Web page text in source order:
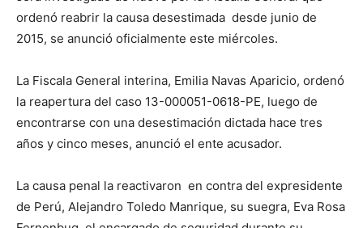
ordenó reabrir la causa desestimada desde junio de
2015, se anunció oficialmente este miércoles.
La Fiscala General interina, Emilia Navas Aparicio, ordenó
la reapertura del caso 13-000051-0618-PE, luego de
encontrarse con una desestimación dictada hace tres
años y cinco meses, anunció el ente acusador.
La causa penal la reactivaron en contra del expresidente
de Perú, Alejandro Toledo Manrique, su suegra, Eva Rosa